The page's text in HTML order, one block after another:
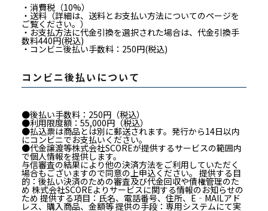
・消費税（10%）
・送料（詳細は、送料とお支払い方法についてのページを
ご覧ください。）
・お支払方法に代金引換を選択された場合は、代金引換手
数料440円(税込)
・コンビニ後払い手数料：250円(税込)
コンビニ後払いについて
●後払い手数料：250円（税込）
●利用限度額：55,000円（税込）
●払込票は商品とは別に郵送されます。発行から14日以内
にコンビニでお支払いください。
●代金譲渡等株式会社SCOREが提供するサービスの範囲内
で個人情報を提供します。
与信審査の結果により他の決済方法をご利用していただく
場合もございますので同意の上申込ください。 提供する目
的：後払い決済のための審査及び代金回収や債権管理のた
め 株式会社SCOREよりサービスに関する情報のお知らせの
ため 提供する項目：氏名、電話番号、住所、E‐MAILアド
レス、購入商品、金額等 提供の手段：専用システムにて実